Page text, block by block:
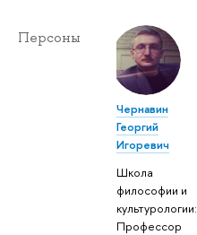
Персоны
Чернавин
Георгий
Игоревич
Школа
философии и
культурологии:
Профессор